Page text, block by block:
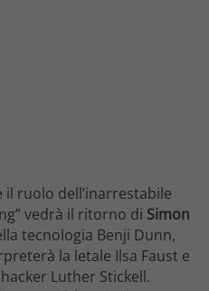
ruolo dell’inarrestabile
vedrà il ritorno di Simon
tecnologia Benji Dunn,
la letale Ilsa Faust e
Luther Stickell.